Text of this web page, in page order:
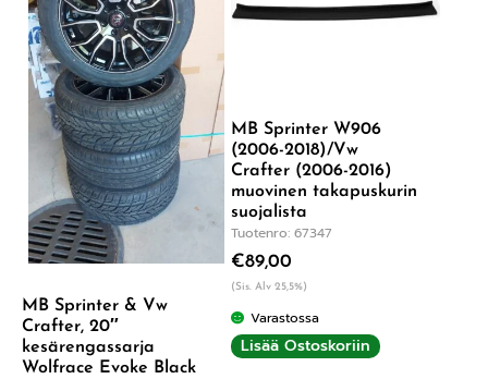
MB Sprinter & Vw
Crafter, 20″
kesärengassarja
Wolfrace Evoke Black
MB Sprinter W906
(2006-2018)/Vw
Crafter (2006-2016)
muovinen takapuskurin
suojalista
Tuotenro: 67347
€89,00
(Sis. Alv 25,5%)
Varastossa
Lisää Ostoskoriin